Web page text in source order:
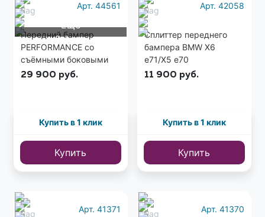
Еще
9 фото
Арт. 44561
Передний бампер
PERFORMANCE со
съёмными боковыми
клыками BMW X6 E71
29 900 руб.
Купить в 1 клик
Купить
Арт. 42058
Сплиттер переднего
бампера BMW X6
e71/X5 e70
11 900 руб.
Купить в 1 клик
Купить
Арт. 41371 Арт. 41370